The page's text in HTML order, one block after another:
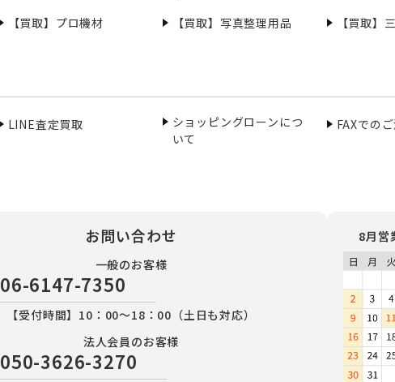
【買取】プロ機材 【買取】写真整理用品 【買取】
LINE査定買取
ショッピングローンにつ
いて
FAXでの
お問い合わせ
一般のお客様
06-6147-7350
【受付時間】10：00～18：00（土日も対応）
法人会員のお客様
050-3626-3270
8月営